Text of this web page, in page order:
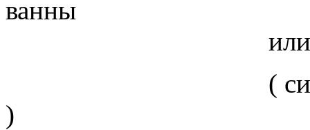
ванны
или поставить
( сильно
)